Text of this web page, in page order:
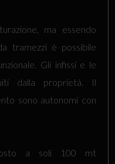
ma essendo
tramezzi è possibile
Gli infissi e le
dalla proprietà. Il
sono autonomi con
a soli 100 mt